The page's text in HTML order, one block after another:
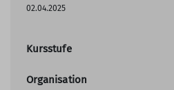
02.04.2025
Kursstufe
Organisation